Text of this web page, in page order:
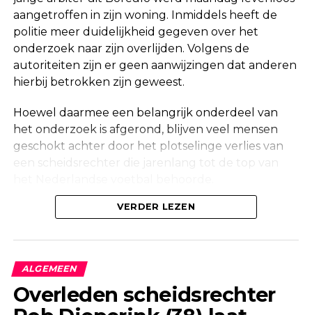
aangetroffen in zijn woning. Inmiddels heeft de
politie meer duidelijkheid gegeven over het
onderzoek naar zijn overlijden. Volgens de
autoriteiten zijn er geen aanwijzingen dat anderen
hierbij betrokken zijn geweest.
Hoewel daarmee een belangrijk onderdeel van
het onderzoek is afgerond, blijven veel mensen
geschokt achter door het plotselinge verlies van
een scheidsrechter die jarenlang tot de top van
Onderzoek na vondst in woning
Maandag werd in een woning aan de Korte
Molenstraat in Borculo een overleden persoon
aangetroffen. Kort daarna bevestigde de politie
dat er onderzoek werd gedaan naar de
omstandigheden van het overlijden.
VERDER LEZEN
ALGEMEEN
Overleden scheidsrechter